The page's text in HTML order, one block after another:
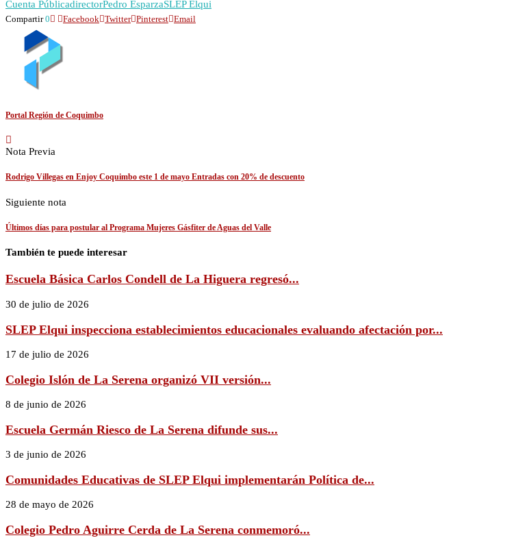
Cuenta PúblicadirectorPedro EsparzaSLEP Elqui
Compartir 0 Facebook Twitter Pinterest Email
Portal Región de Coquimbo
Nota Previa
Rodrigo Villegas en Enjoy Coquimbo este 1 de mayo Entradas con 20% de descuento
Siguiente nota
Últimos días para postular al Programa Mujeres Gásfiter de Aguas del Valle
También te puede interesar
Escuela Básica Carlos Condell de La Higuera regresó...
30 de julio de 2026
SLEP Elqui inspecciona establecimientos educacionales evaluando afectación por...
17 de julio de 2026
Colegio Islón de La Serena organizó VII versión...
8 de junio de 2026
Escuela Germán Riesco de La Serena difunde sus...
3 de junio de 2026
Comunidades Educativas de SLEP Elqui implementarán Política de...
28 de mayo de 2026
Colegio Pedro Aguirre Cerda de La Serena conmemoró...